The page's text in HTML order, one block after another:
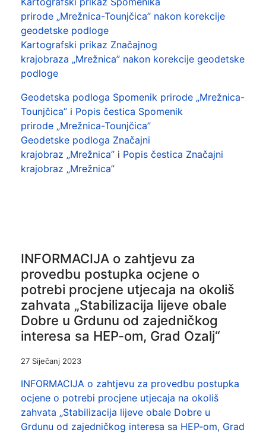
prirode „Mrežnica-Tounjčica” nakon korekcije
geodetske podloge
Kartografski prikaz Značajnog
krajobraza „Mrežnica” nakon korekcije geodetske
podloge
Geodetska podloga Spomenik prirode „Mrežnica-
Tounjčica” i Popis čestica Spomenik
prirode „Mrežnica-Tounjčica”
Geodetske podloga Značajni
krajobraz „Mrežnica” i Popis čestica Značajni
krajobraz „Mrežnica”
INFORMACIJA o zahtjevu za
provedbu postupka ocjene o
potrebi procjene utjecaja na okoliš
zahvata „Stabilizacija lijeve obale
Dobre u Grdunu od zajedničkog
interesa sa HEP-om, Grad Ozalj“
27 Siječanj 2023
INFORMACIJA o zahtjevu za provedbu postupka
ocjene o potrebi procjene utjecaja na okoliš
zahvata „Stabilizacija lijeve obale Dobre u
Grdunu od zajedničkog interesa sa HEP-om, Grad